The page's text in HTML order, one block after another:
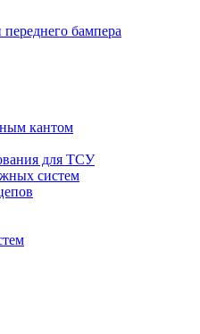
бампера
кантом
для ТСУ
систем